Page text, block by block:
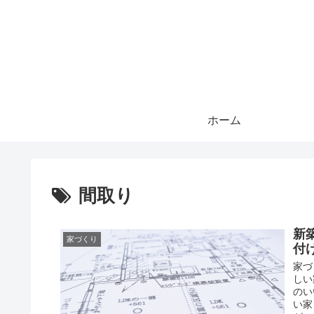
ホーム
間取り
家づくり
新
付
家
し
の
い